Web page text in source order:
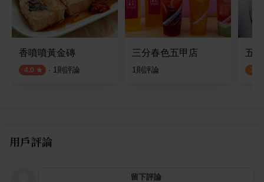
香噴噴黃金磚
4.0 · 1則評論
三分春色五甲店
1則評論
五
3.0
用戶評論
留下評論